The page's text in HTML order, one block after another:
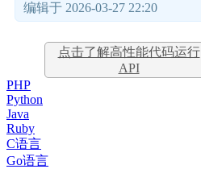
编辑于 2026-03-27 22:20
点击了解高性能代码运行
API
PHP
Python
Java
Ruby
C语言
Go语言